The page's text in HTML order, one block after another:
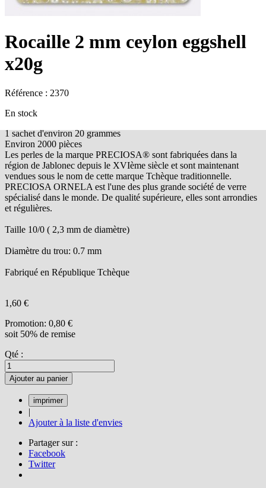
Rocaille 2 mm ceylon eggshell
x20g
Référence : 2370
En stock
1 sachet d'environ 20 grammes
Environ 2000 pièces
Les perles de la marque PRECIOSA® sont fabriquées dans la
région de Jablonec depuis le XVIème siècle et sont maintenant
vendues sous le nom de cette marque Tchèque traditionnelle.
PRECIOSA ORNELA est l'une des plus grande société de verre
spécialisé dans le monde. De qualité supérieure, elles sont arrondies
et régulières.
Taille 10/0 ( 2,3 mm de diamètre)
Diamètre du trou: 0.7 mm
Fabriqué en République Tchèque
1,60 €
Promotion: 0,80 €
soit 50% de remise
Qté :
Ajouter au panier
|
Ajouter à la liste d'envies
Partager sur :
Facebook
Twitter